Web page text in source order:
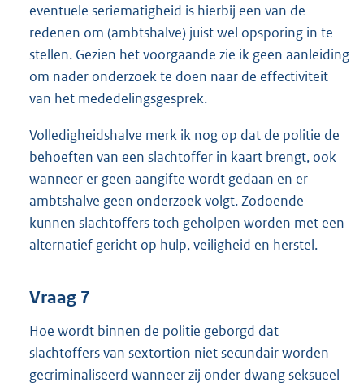
eventuele seriematigheid is hierbij een van de
redenen om (ambtshalve) juist wel opsporing in te
stellen. Gezien het voorgaande zie ik geen aanleiding
om nader onderzoek te doen naar de effectiviteit
van het mededelingsgesprek.
Volledigheidshalve merk ik nog op dat de politie de
behoeften van een slachtoffer in kaart brengt, ook
wanneer er geen aangifte wordt gedaan en er
ambtshalve geen onderzoek volgt. Zodoende
kunnen slachtoffers toch geholpen worden met een
alternatief gericht op hulp, veiligheid en herstel.
Vraag 7
Hoe wordt binnen de politie geborgd dat
slachtoffers van sextortion niet secundair worden
gecriminaliseerd wanneer zij onder dwang seksueel